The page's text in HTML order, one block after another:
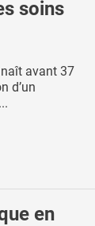
soins
naît avant 37
d’un
en